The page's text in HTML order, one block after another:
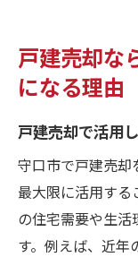
戸建売却な
になる理由
戸建売却で活用
守口市で戸建売却
最大限に活用する
の住宅需要や生
す。例えば、近年